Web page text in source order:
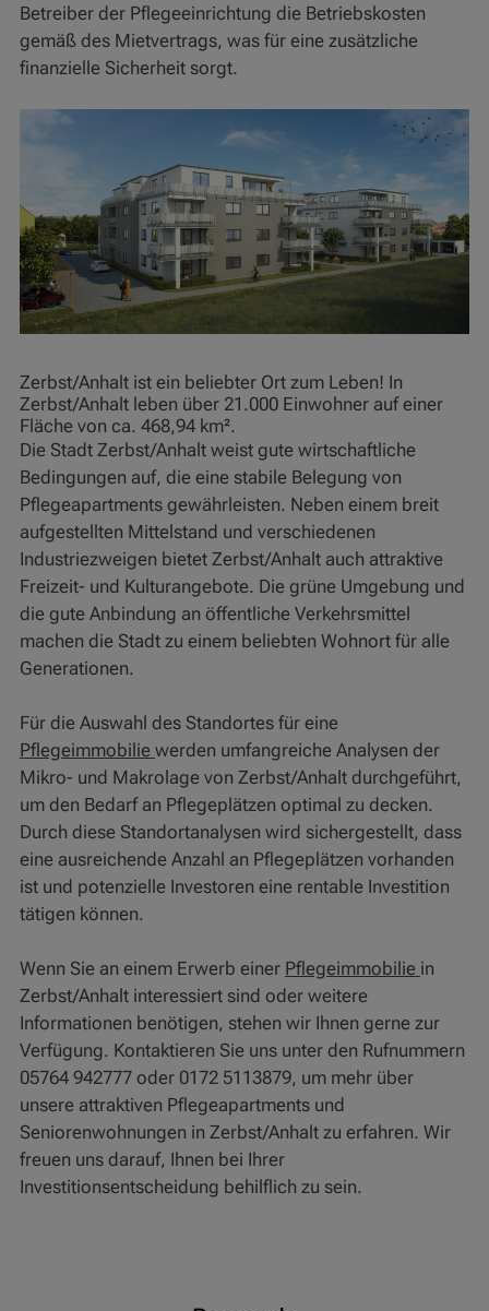
Betreiber der Pflegeeinrichtung die Betriebskosten
gemäß des Mietvertrags, was für eine zusätzliche
finanzielle Sicherheit sorgt.
Zerbst/Anhalt ist ein beliebter Ort zum Leben! In
Zerbst/Anhalt leben über 21.000 Einwohner auf einer
Fläche von ca. 468,94 km².
Die Stadt Zerbst/Anhalt weist gute wirtschaftliche
Bedingungen auf, die eine stabile Belegung von
Pflegeapartments gewährleisten. Neben einem breit
aufgestellten Mittelstand und verschiedenen
Industriezweigen bietet Zerbst/Anhalt auch attraktive
Freizeit- und Kulturangebote. Die grüne Umgebung und
die gute Anbindung an öffentliche Verkehrsmittel
machen die Stadt zu einem beliebten Wohnort für alle
Generationen.
Für die Auswahl des Standortes für eine
Pflegeimmobilie werden umfangreiche Analysen der
Mikro- und Makrolage von Zerbst/Anhalt durchgeführt,
um den Bedarf an Pflegeplätzen optimal zu decken.
Durch diese Standortanalysen wird sichergestellt, dass
eine ausreichende Anzahl an Pflegeplätzen vorhanden
ist und potenzielle Investoren eine rentable Investition
tätigen können.
Wenn Sie an einem Erwerb einer Pflegeimmobilie in
Zerbst/Anhalt interessiert sind oder weitere
Informationen benötigen, stehen wir Ihnen gerne zur
Verfügung. Kontaktieren Sie uns unter den Rufnummern
05764 942777 oder 0172 5113879, um mehr über
unsere attraktiven Pflegeapartments und
Seniorenwohnungen in Zerbst/Anhalt zu erfahren. Wir
freuen uns darauf, Ihnen bei Ihrer
Investitionsentscheidung behilflich zu sein.